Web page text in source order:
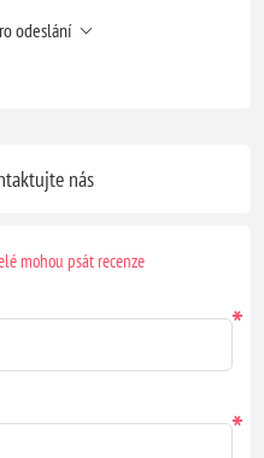
odeslání
nás
mohou psát recenze
*
*